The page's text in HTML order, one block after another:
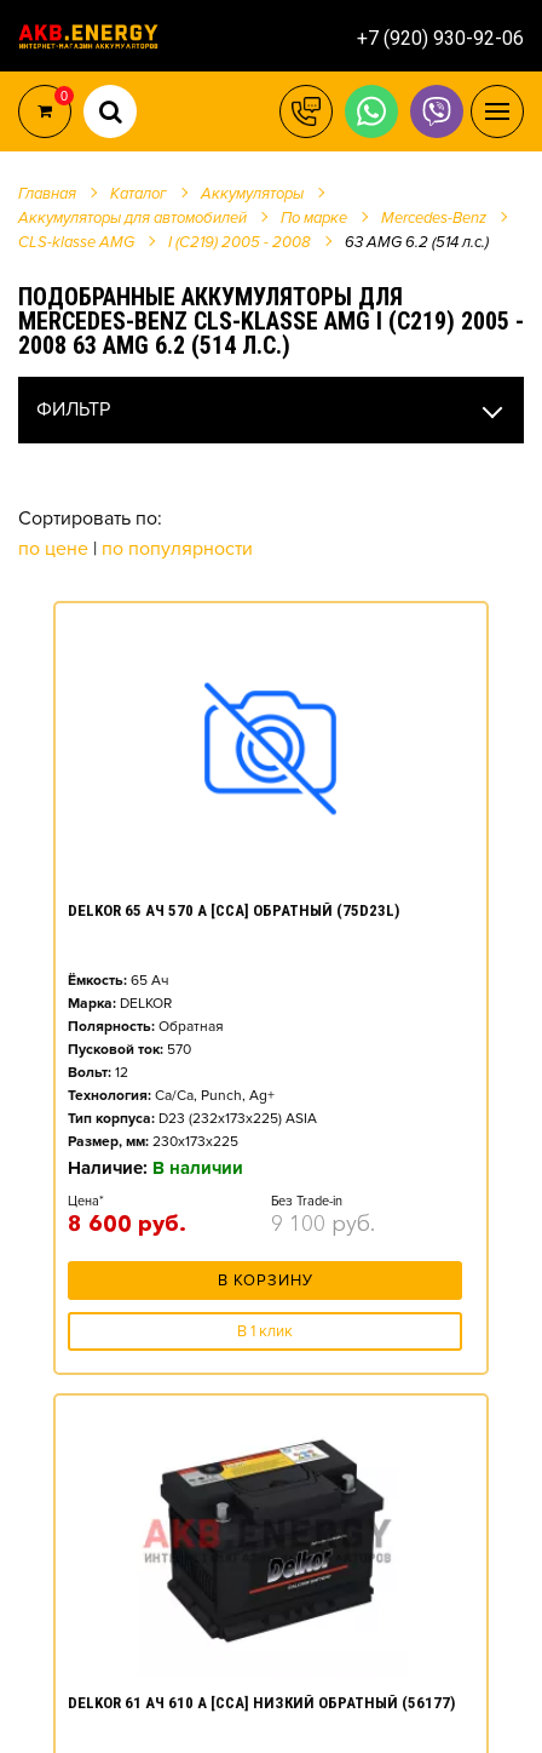
+7 (920) 930-92-06
0
Главная Каталог
Аккумуляторы
Аккумуляторы для автомобилей
По марке
Mercedes-Benz
CLS-klasse AMG
I (C219) 2005 - 2008 63 AMG 6.2 (514 л.с.)
ПОДОБРАННЫЕ АККУМУЛЯТОРЫ ДЛЯ
MERCEDES-BENZ CLS-KLASSE AMG I (C219) 2005 -
2008 63 AMG 6.2 (514 Л.С.)
ФИЛЬТР
Сортировать по:
по цене | по популярности
DELKOR 65 АЧ 570 А [CCA] ОБРАТНЫЙ (75D23L)
Ёмкость: 65 Ач
Марка: DELKOR
Полярность: Обратная
Пусковой ток: 570
Вольт: 12
Технология: Ca/Ca, Punch, Ag+
Тип корпуса: D23 (232x173x225) ASIA
Размер, мм: 230x173x225
Наличие: В наличии
Цена*
8 600 руб.
Без Trade-in
9 100 руб.
В КОРЗИНУ
В 1 клик
DELKOR 61 АЧ 610 А [CCA] НИЗКИЙ ОБРАТНЫЙ (56177)